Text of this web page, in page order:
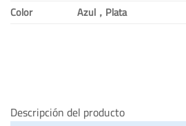
Color
Azul，Plata
Descripción del producto